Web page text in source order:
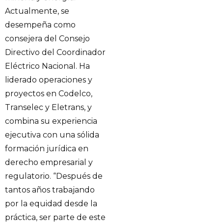
Actualmente, se
desempeña como
consejera del Consejo
Directivo del Coordinador
Eléctrico Nacional. Ha
liderado operaciones y
proyectos en Codelco,
Transelec y Eletrans, y
combina su experiencia
ejecutiva con una sólida
formación jurídica en
derecho empresarial y
regulatorio. “Después de
tantos años trabajando
por la equidad desde la
práctica, ser parte de este